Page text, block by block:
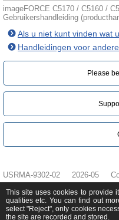
imageFORCE C5170 / C5160 /
Gebruikershandleiding
Als u niet kunt vinden wat
Handleidingen voor
Please
USRMA-9302-02 2026-05
This site uses cookies to provide
qualities etc. You can find out
select "Reject", only cookies
the site are recorded and stored.